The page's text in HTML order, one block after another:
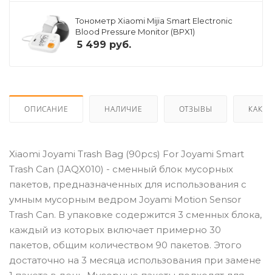
Тонометр Xiaomi Mijia Smart Electronic
Blood Pressure Monitor (BPX1)
5 499 руб.
ОПИСАНИЕ НАЛИЧИЕ ОТЗЫВЫ КАК
Xiaomi Joyami Trash Bag (90pcs) For Joyami Smart
Trash Can (JAQX010) - сменный блок мусорных
пакетов, предназначенных для использования с
умным мусорным ведром Joyami Motion Sensor
Trash Can. В упаковке содержится 3 сменных блока,
каждый из которых включает примерно 30
пакетов, общим количеством 90 пакетов. Этого
достаточно на 3 месяца использования при замене